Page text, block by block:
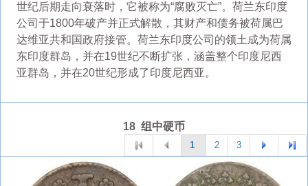
世纪后期走向衰落时，它被称为“腐败灭亡”。荷兰东印度
公司于1800年破产并正式解散，其财产和债务被荷属巴
达维亚共和国政府接管。荷兰东印度公司的领土成为荷属
东印度群岛，并在19世纪不断扩张，涵盖整个印度尼西
亚群岛，并在20世纪形成了印度尼西亚。
18 组中硬币
1 2 3